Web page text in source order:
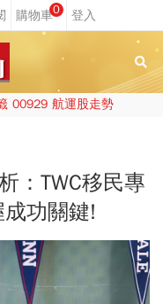
0
00929 航運股走勢
：TWC移民專
功關鍵!